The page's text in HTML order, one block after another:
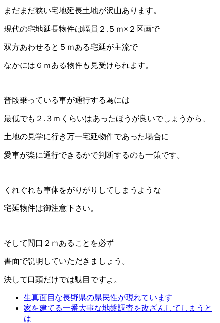
まだまだ狭い宅地延長土地が沢山あります。
現代の宅地延長物件は幅員２ . ５ｍ× ２区画で
双方あわせると５ｍある宅延が主流で
なかには６ｍある物件も見受けられます。
普段乗っている車が通行する為には
最低でも２ . ３ｍくらいはあったほうが良いでしょうから、
土地の見学に行き万一宅延物件であった場合に
愛車が楽に通行できるかで判断するのも一策です。
くれぐれも車体をがりがりしてしまうような
宅延物件は御注意下さい。
そして間口２ｍあることを必ず
書面で説明していただきましょう。
決して口頭だけでは駄目ですよ。
生真面目な長野県の県民性が現れています
家を建てる一番大事な地盤調査を改ざんしてしまうと
は